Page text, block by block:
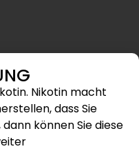
Nikotin macht
dass Sie
können Sie diese